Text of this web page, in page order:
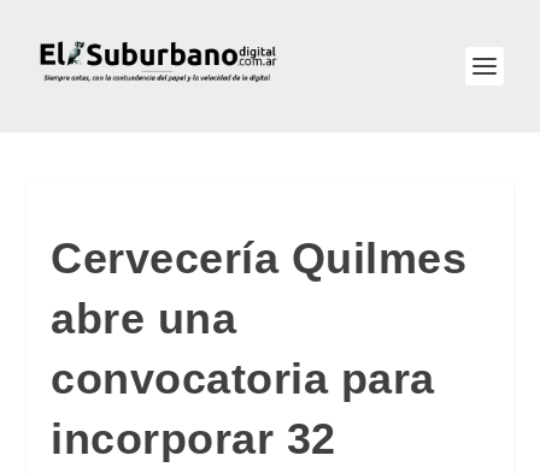
Cervecería Quilmes
abre una
convocatoria para
incorporar 32